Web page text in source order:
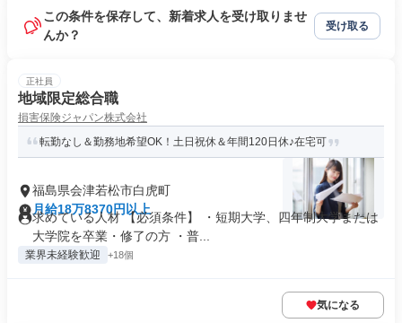
この条件を保存して、新着求人を受け取りませ
んか？
受け取る
正社員
地域限定総合職
損害保険ジャパン株式会社
転勤なし＆勤務地希望OK！土日祝休＆年間120日休♪在宅可
福島県会津若松市白虎町
月給18万8370円以上
求めている人材 【必須条件】 ・短期大学、四年制大学または
大学院を卒業・修了の方 ・普...
業界未経験歓迎 +18個
気になる